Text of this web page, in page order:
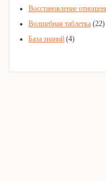
Восстановление
Волшебная таблетка (22)
База знаний (4)